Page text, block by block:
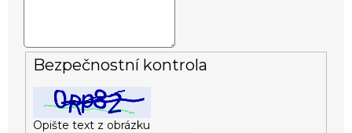
Bezpečnostní kontrola
Opište text z obrázku